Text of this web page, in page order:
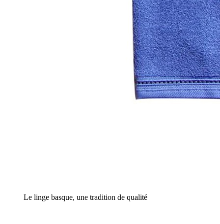
Le linge basque, une tradition de qualité